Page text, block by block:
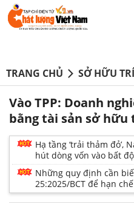
TRANG CHỦ SỞ HỮU
Vào TPP: Doanh
bằng tài sản sở hữu
Hạ tầng ‘trải thảm đỏ’,
hút dòng vốn vào bất
Những quy định cần
25:2025/BCT để hạn